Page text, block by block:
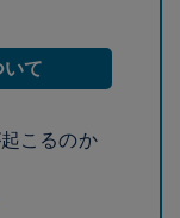
て
こるのか